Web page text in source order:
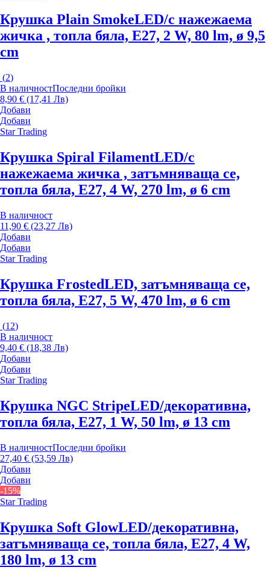
Крушка Plain SmokeLED/с нажежаема
жичка , топла бяла, E27, 2 W, 80 lm, ø 9,5
cm
(2)
В наличностПоследни бройки
8,90 € (17,41 Лв)
Добави
Добави
Star Trading
Крушка Spiral FilamentLED/с
нажежаема жичка , затъмняваща се,
топла бяла, E27, 4 W, 270 lm, ø 6 cm
В наличност
11,90 € (23,27 Лв)
Добави
Добави
Star Trading
Крушка FrostedLED, затъмняваща се,
топла бяла, E27, 5 W, 470 lm, ø 6 cm
(12)
В наличност
9,40 € (18,38 Лв)
Добави
Добави
Star Trading
Крушка NGC StripeLED/декоративна,
топла бяла, E27, 1 W, 50 lm, ø 13 cm
В наличностПоследни бройки
27,40 € (53,59 Лв)
Добави
Добави
-15%
Star Trading
Крушка Soft GlowLED/декоративна,
затъмняваща се, топла бяла, E27, 4 W,
180 lm, ø 13 cm